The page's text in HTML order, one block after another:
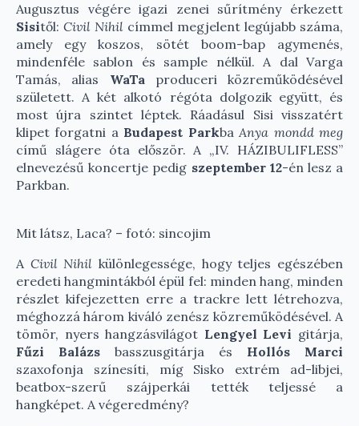
Augusztus végére igazi zenei sűrítmény érkezett
Sisitől: Civil Nihil címmel megjelent legújabb száma,
amely egy koszos, sötét boom-bap agymenés,
mindenféle sablon és sample nélkül. A dal Varga
Tamás, alias WaTaproduceri közreműködésével
született. A két alkotó régóta dolgozik együtt, és
most újra szintet léptek. Ráadásul Sisi visszatért
klipet forgatni a Budapest ParkbaAnya mondd meg
című slágere óta először. A „IV. HÁZIBULIFLESS”
elnevezésű koncertje pedig szeptember 12-én lesz a
Parkban.
Mit látsz, Laca? – fotó: sincojim
A Civil Nihil különlegessége, hogy teljes egészében
eredeti hangmintákból épül fel: minden hang, minden
részlet kifejezetten erre a trackre lett létrehozva,
méghozzá három kiváló zenész közreműködésével. A
tömör, nyers hangzásvilágot Lengyel Levi gitárja,
Fűzi Balázs basszusgitárja és Hollós Marci
szaxofonja színesíti, míg Sisko extrém ad-libjei,
beatbox-szerű szájperkái tették teljessé a
hangképet. A végeredmény?